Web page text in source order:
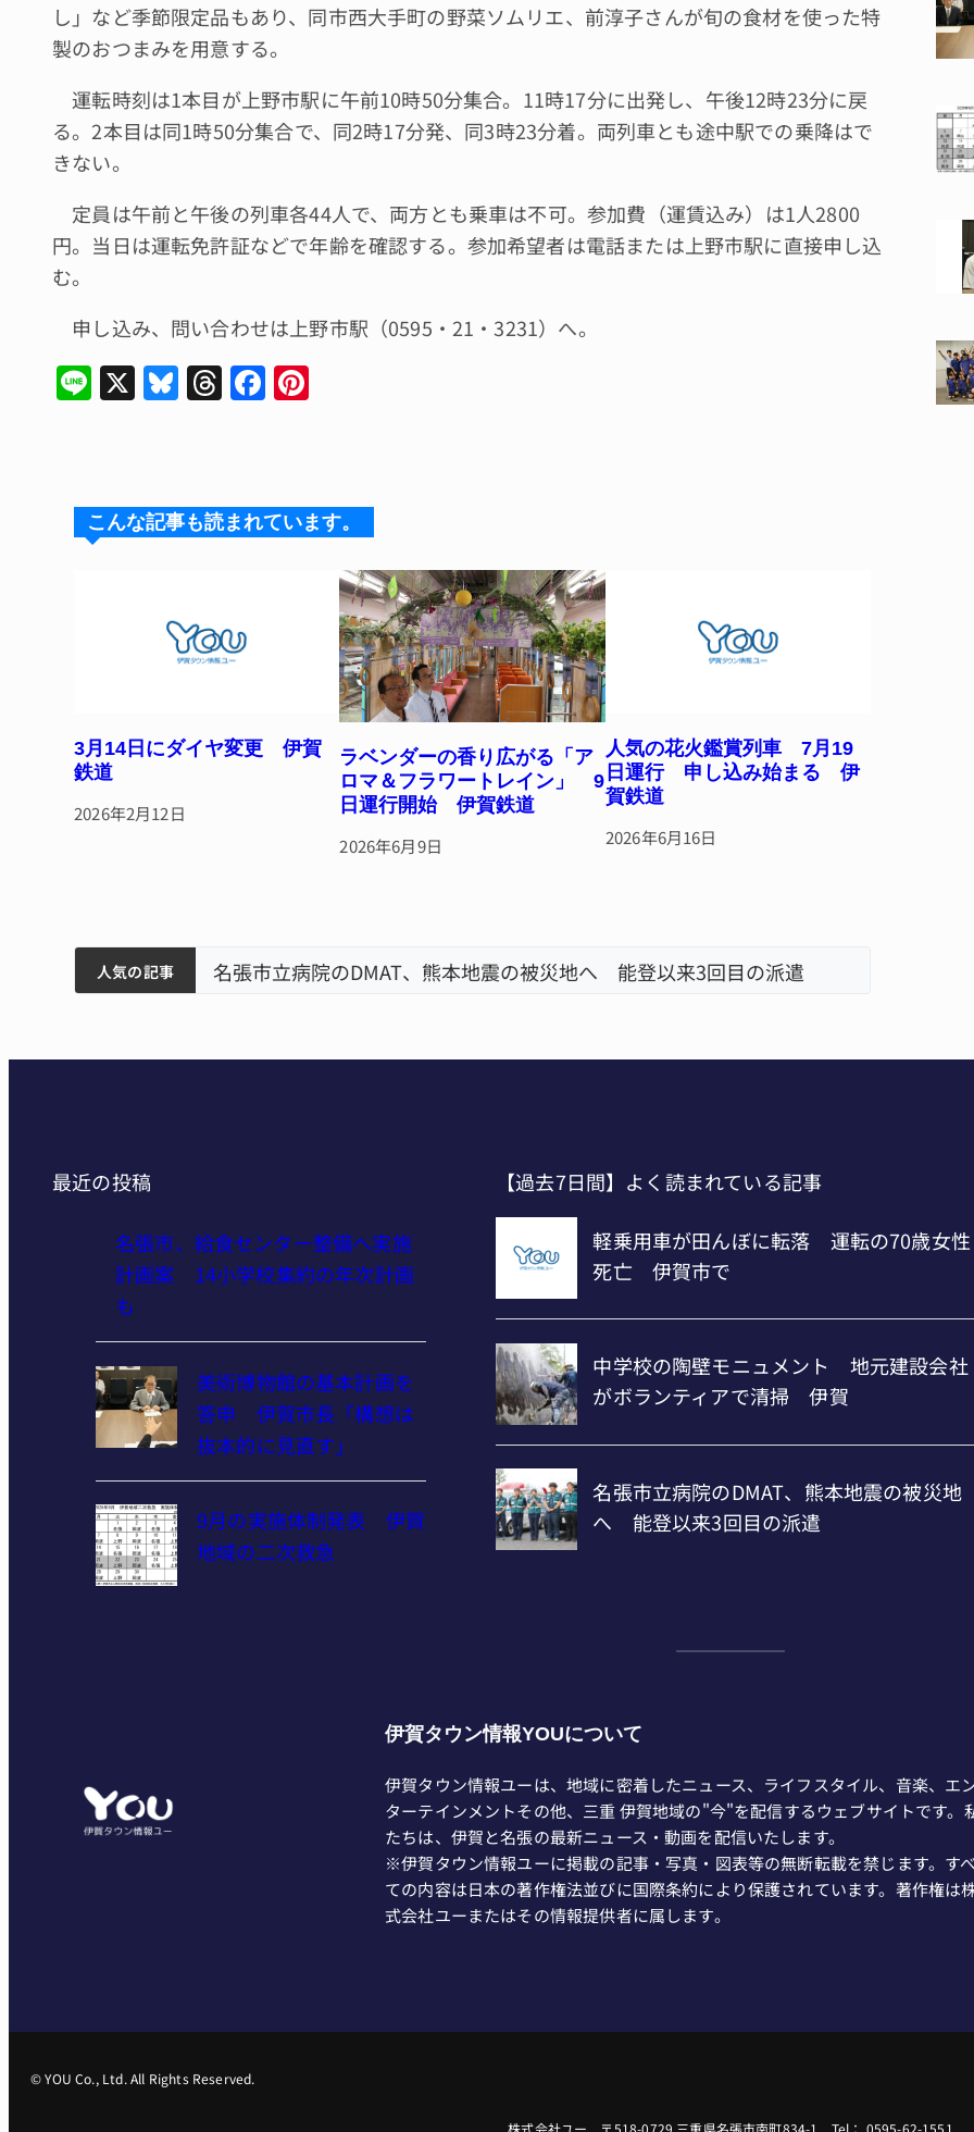
し」など季節限定品もあり、同市西大手町の野菜ソムリエ、前淳子さんが旬の食材を使った特
製のおつまみを用意する。
運転時刻は1本目が上野市駅に午前10時50分集合。11時17分に出発し、午後12時23分に戻
る。2本目は同1時50分集合で、同2時17分発、同3時23分着。両列車とも途中駅での乗降はで
きない。
定員は午前と午後の列車各44人で、両方とも乗車は不可。参加費（運賃込み）は1人2800
円。当日は運転免許証などで年齢を確認する。参加希望者は電話または上野市駅に直接申し込
む。
申し込み、問い合わせは上野市駅（0595・21・3231）へ。
Li
n
X Bl
u
k
T
hr
d
F
a
b st
こんな記事も読まれています。
3月14日にダイヤ変更 伊賀
鉄道
2026年2月12日
ラベンダーの香り広がる「ア
ロマ＆フラワートレイン」 9
日運行開始 伊賀鉄道
2026年6月9日
人気の花火鑑賞列車 7月19
日運行 申し込み始まる 伊
賀鉄道
2026年6月16日
人気の記事
ィアで清掃 伊賀 名張市立病院のDMAT、熊本地震の被災地へ 能登以来3回目の派遣
最近の投稿
名張市、給食センター整備へ実施
計画案 14小学校集約の年次計画
も
美術博物館の基本計画を
答申 伊賀市長「構想は
抜本的に見直す」
9月の実施体制発表 伊賀
地域の二次救急
【過去7日間】よく読まれている記事
伊賀タウン情報YOUについて
伊賀タウン情報ユーは、地域に密着したニュース、ライフスタイル、音楽、エ
ターテインメントその他、三重 伊賀地域の"今"を配信するウェブサイトです。
たちは、伊賀と名張の最新ニュース・動画を配信いたします。
※伊賀タウン情報ユーに掲載の記事・写真・図表等の無断転載を禁じます。すべ
ての内容は日本の著作権法並びに国際条約により保護されています。著作権は
式会社ユーまたはその情報提供者に属します。
© YOU Co., Ltd. All Rights Reserved.